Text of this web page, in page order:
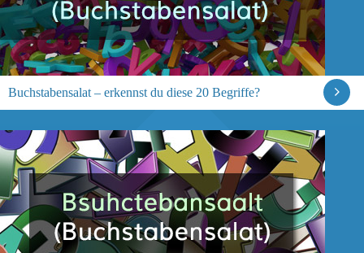
Buchstabensalat – erkennst du diese 20 Begriffe?